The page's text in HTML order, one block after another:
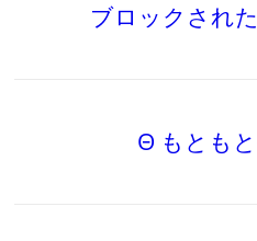
ブロックされ
Θ もとも